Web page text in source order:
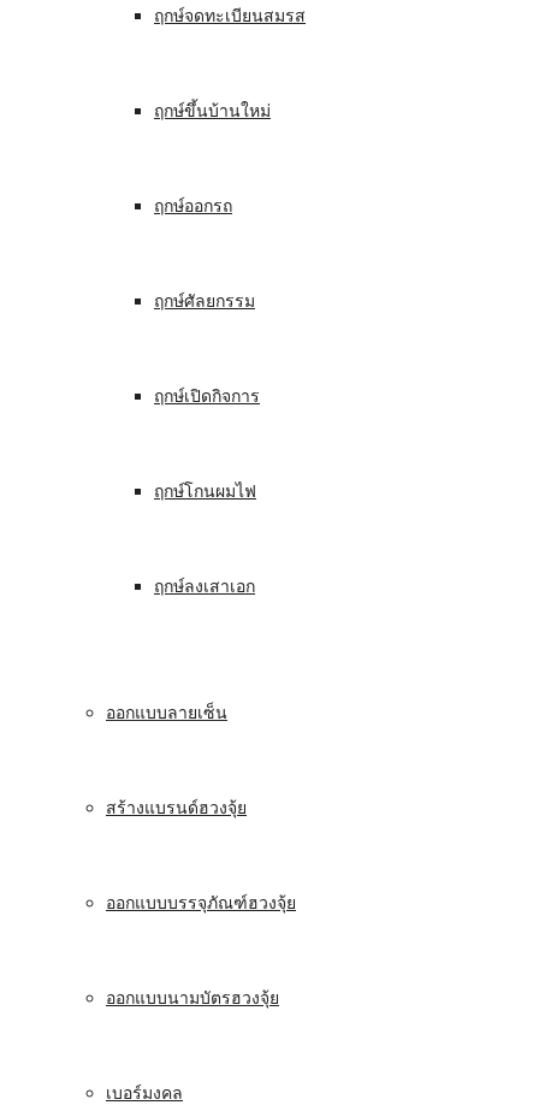
ฤกษ์จดทะเบียนสมรส
ฤกษ์ขึ้นบ้านใหม่
ฤกษ์ออกรถ
ฤกษ์ศัลยกรรม
ฤกษ์เปิดกิจการ
ฤกษ์โกนผมไฟ
ฤกษ์ลงเสาเอก
ออกแบบลายเซ็น
สร้างแบรนด์ฮวงจุ้ย
ออกแบบบรรจุภัณฑ์ฮวงจุ้ย
ออกแบบนามบัตรฮวงจุ้ย
เบอร์มงคล